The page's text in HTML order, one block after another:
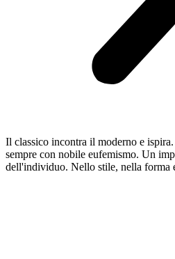
Il classico incontra il moderno e
sempre con nobile eufemismo. Un
dell'individuo. Nello stile, nella forma